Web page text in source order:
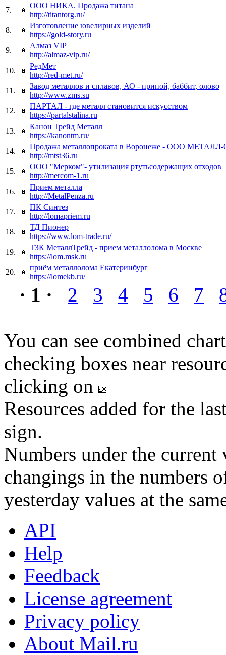
7.
ООО НИКА. Продажа титана
http://titantorg.ru/
8.
Изготовление ювелирных изделий
https://gold-story.ru
9.
Алмаз VIP
http://almaz-vip.ru/
10.
РедМет
http://red-met.ru/
11.
Завод металлов и сплавов, АО - припой, баббит, олово
http://www.zms.su
12.
ПАРТАЛ - где металл становится искусством
https://partalstalina.ru
13.
Канон Трейд Металл
https://kanontm.ru/
14.
Продажа металлопроката в Воронеже - ООО
http://mtst36.ru
15.
ООО "Мерком"- утилизация ртутьсодержащих отходов
http://mercom-1.ru
16.
Прием металла
http://MetalPenza.ru
17.
ПК Синтез
http://lomapriem.ru
18.
ТД Пионер
https://www.lom-trade.ru/
19.
ТЗК МеталлТрейд - прием металлолома в Москве
https://lom.msk.ru
20.
приём металлолома Екатеринбург
https://lomekb.ru/
· 1 · 2 3 4 5 6 7
You can see combined
checking boxes near
clicking on
Resources added for the
sign.
Numbers under the
changings in the numbers
yesterday values at the
API
Help
Feedback
License agreement
Privacy policy
About Mail.ru